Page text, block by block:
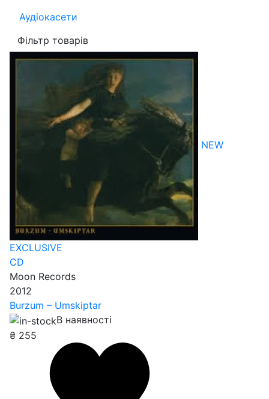
Аудіокасети
Фільтр товарів
NEW
EXCLUSIVE
CD
Moon Records
2012
Burzum – Umskiptar
В наявності
₴ 255